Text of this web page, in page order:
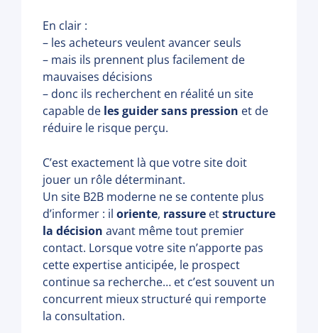
En clair :
– les acheteurs veulent avancer seuls
– mais ils prennent plus facilement de
mauvaises décisions
– donc ils recherchent en réalité un site
capable de les guider sans pression et de
réduire le risque perçu.
C’est exactement là que votre site doit
jouer un rôle déterminant.
Un site B2B moderne ne se contente plus
d’informer : il oriente, rassure etstructure
la décision avant même tout premier
contact. Lorsque votre site n’apporte pas
cette expertise anticipée, le prospect
continue sa recherche… et c’est souvent un
concurrent mieux structuré qui remporte
la consultation.